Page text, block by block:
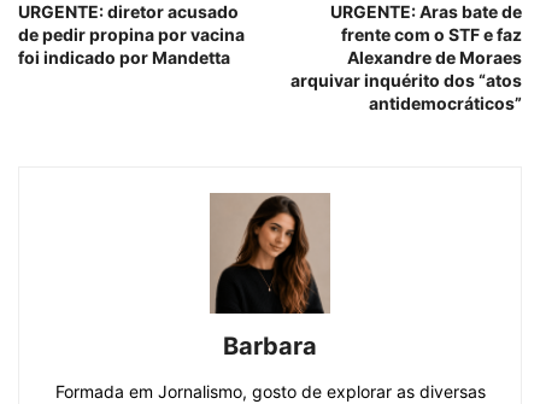
URGENTE: diretor acusado
de pedir propina por vacina
foi indicado por Mandetta
URGENTE: Aras bate de
frente com o STF e faz
Alexandre de Moraes
arquivar inquérito dos “atos
antidemocráticos”
Barbara
Formada em Jornalismo, gosto de explorar as diversas